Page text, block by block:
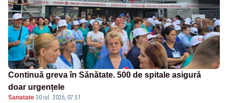
Continuă greva în Sănătate. 500 de spitale asigură
doar urgențele
Sanatate·30 iul. 2026, 07:51